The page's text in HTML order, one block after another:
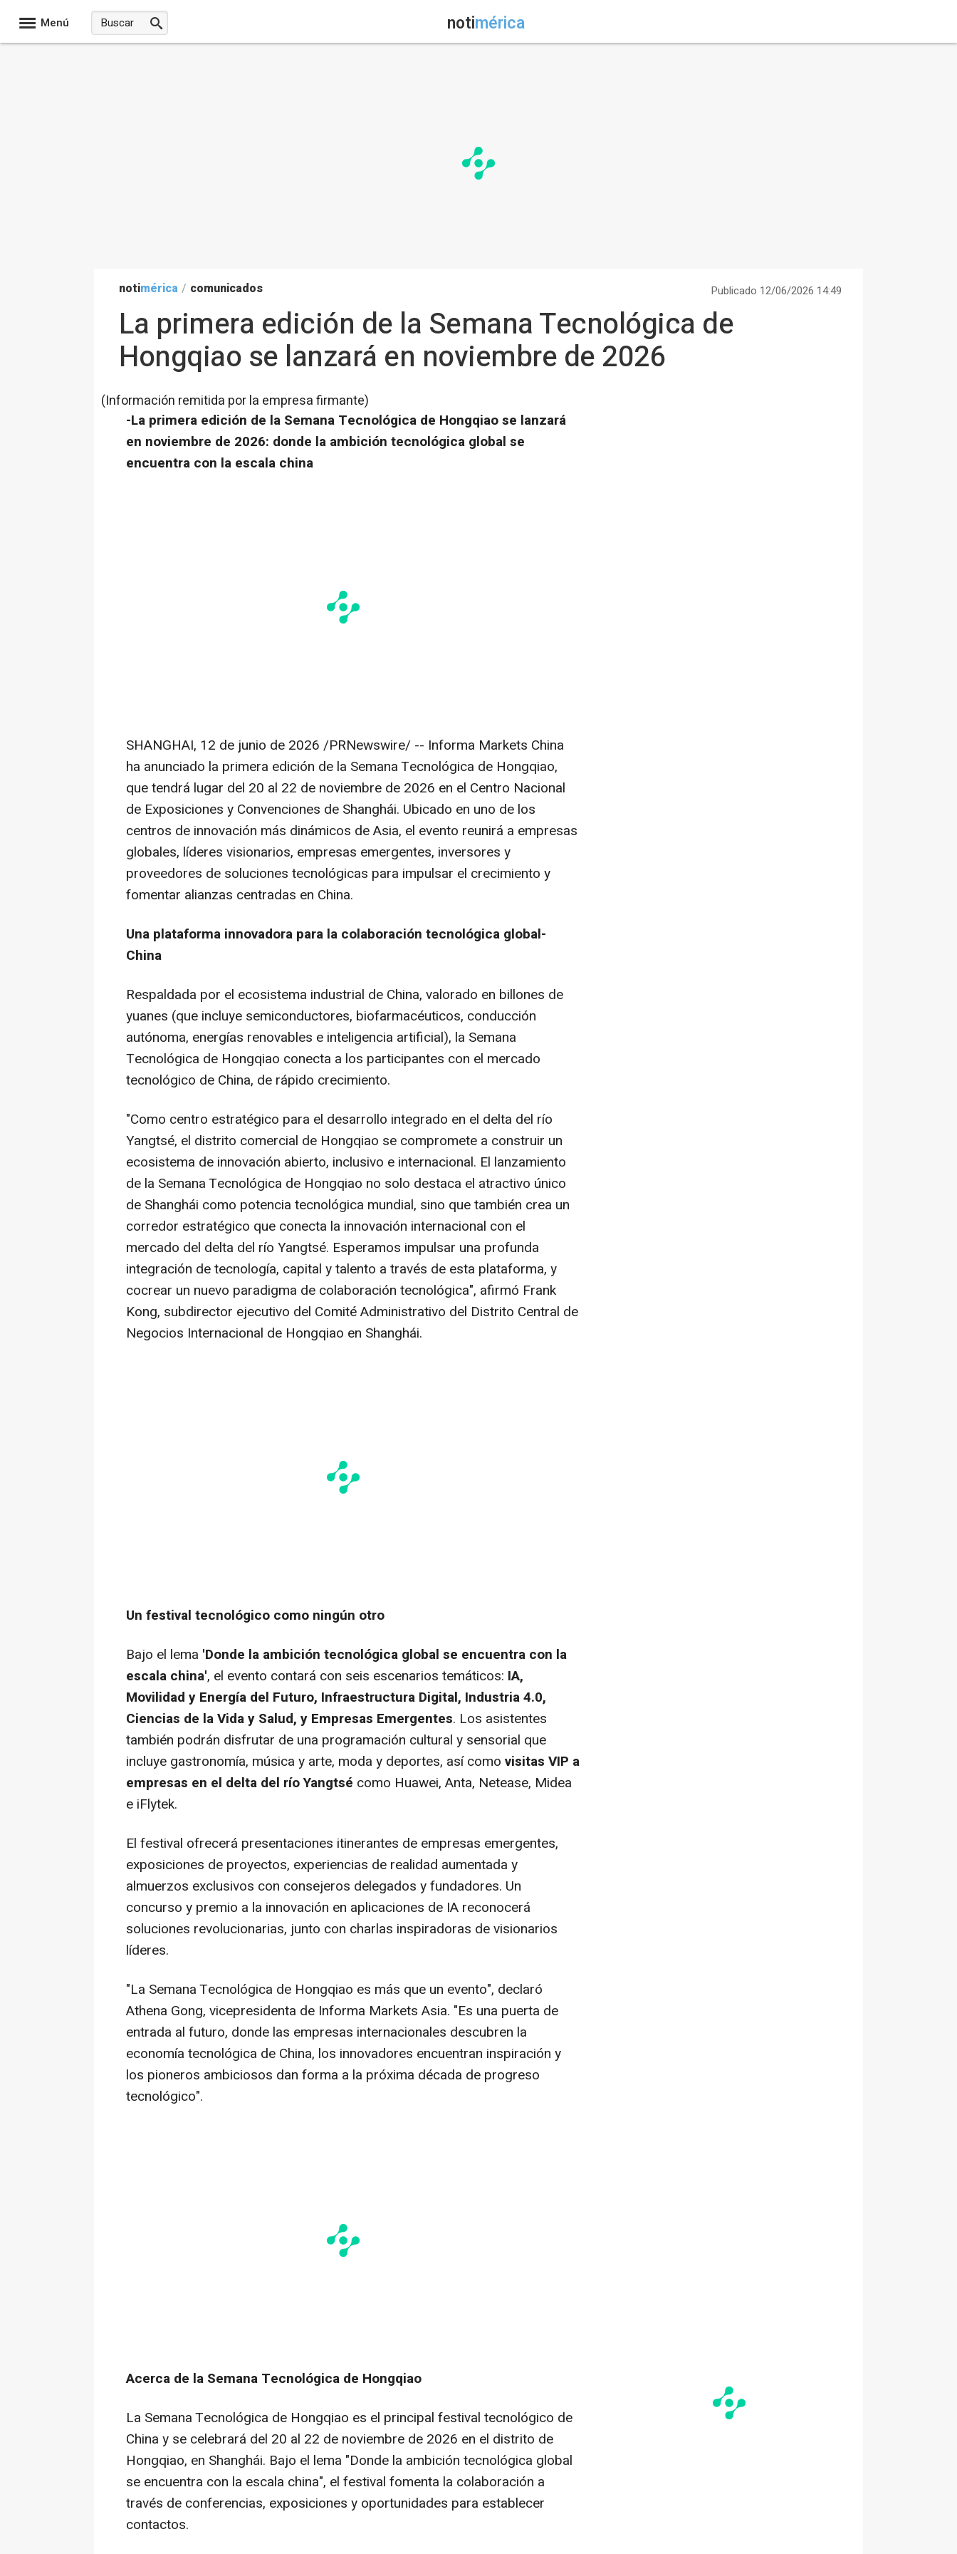
Menú notimérica
notimérica / comunicados Publicado 12/06/2026 14:49
La primera edición de la Semana Tecnológica de
Hongqiao se lanzará en noviembre de 2026
(Información remitida por la empresa firmante)
-La primera edición de la Semana Tecnológica de Hongqiao se lanzará
en noviembre de 2026: donde la ambición tecnológica global se
encuentra con la escala china
SHANGHAI, 12 de junio de 2026 /PRNewswire/ -- Informa Markets China
ha anunciado la primera edición de la Semana Tecnológica de Hongqiao,
que tendrá lugar del 20 al 22 de noviembre de 2026 en el Centro Nacional
de Exposiciones y Convenciones de Shanghái. Ubicado en uno de los
centros de innovación más dinámicos de Asia, el evento reunirá a empresas
globales, líderes visionarios, empresas emergentes, inversores y
proveedores de soluciones tecnológicas para impulsar el crecimiento y
fomentar alianzas centradas en China.
Una plataforma innovadora para la colaboración tecnológica global-
China
Respaldada por el ecosistema industrial de China, valorado en billones de
yuanes (que incluye semiconductores, biofarmacéuticos, conducción
autónoma, energías renovables e inteligencia artificial), la Semana
Tecnológica de Hongqiao conecta a los participantes con el mercado
tecnológico de China, de rápido crecimiento.
"Como centro estratégico para el desarrollo integrado en el delta del río
Yangtsé, el distrito comercial de Hongqiao se compromete a construir un
ecosistema de innovación abierto, inclusivo e internacional. El lanzamiento
de la Semana Tecnológica de Hongqiao no solo destaca el atractivo único
de Shanghái como potencia tecnológica mundial, sino que también crea un
corredor estratégico que conecta la innovación internacional con el
mercado del delta del río Yangtsé. Esperamos impulsar una profunda
integración de tecnología, capital y talento a través de esta plataforma, y
cocrear un nuevo paradigma de colaboración tecnológica", afirmó Frank
Kong, subdirector ejecutivo del Comité Administrativo del Distrito Central de
Negocios Internacional de Hongqiao en Shanghái.
Un festival tecnológico como ningún otro
Bajo el lema 'Donde la ambición tecnológica global se encuentra con la
escala china', el evento contará con seis escenarios temáticos: IA,
Movilidad y Energía del Futuro, Infraestructura Digital, Industria 4.0,
Ciencias de la Vida y Salud, y Empresas Emergentes. Los asistentes
también podrán disfrutar de una programación cultural y sensorial que
incluye gastronomía, música y arte, moda y deportes, así como visitas VIP a
empresas en el delta del río Yangtsé como Huawei, Anta, Netease, Midea
e iFlytek.
El festival ofrecerá presentaciones itinerantes de empresas emergentes,
exposiciones de proyectos, experiencias de realidad aumentada y
almuerzos exclusivos con consejeros delegados y fundadores. Un
concurso y premio a la innovación en aplicaciones de IA reconocerá
soluciones revolucionarias, junto con charlas inspiradoras de visionarios
líderes.
"La Semana Tecnológica de Hongqiao es más que un evento", declaró
Athena Gong, vicepresidenta de Informa Markets Asia. "Es una puerta de
entrada al futuro, donde las empresas internacionales descubren la
economía tecnológica de China, los innovadores encuentran inspiración y
los pioneros ambiciosos dan forma a la próxima década de progreso
tecnológico".
Acerca de la Semana Tecnológica de Hongqiao
La Semana Tecnológica de Hongqiao es el principal festival tecnológico de
China y se celebrará del 20 al 22 de noviembre de 2026 en el distrito de
Hongqiao, en Shanghái. Bajo el lema "Donde la ambición tecnológica global
se encuentra con la escala china", el festival fomenta la colaboración a
través de conferencias, exposiciones y oportunidades para establecer
contactos.